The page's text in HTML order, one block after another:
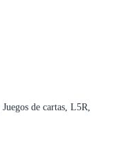
Juegos de cartas, L5R,